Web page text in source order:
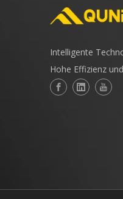
Intelligente
Hohe Effizienz